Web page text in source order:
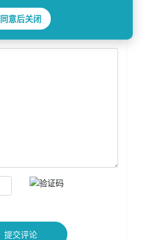
提交评论
同意后关闭